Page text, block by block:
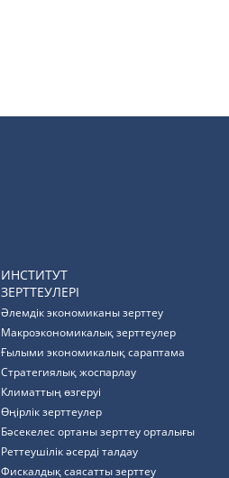
ИНСТИТУТ
ЗЕРТТЕУЛЕРІ
Әлемдік экономиканы зерттеу
Макроэкономикалық зерттеулер
Ғылыми экономикалық сараптама
Стратегиялық жоспарлау
Климаттың өзгеруі
Өңірлік зерттеулер
Бәсекелес ортаны зерттеу орталығы
Реттеушілік әсерді талдау
Фискалдық саясатты зерттеу